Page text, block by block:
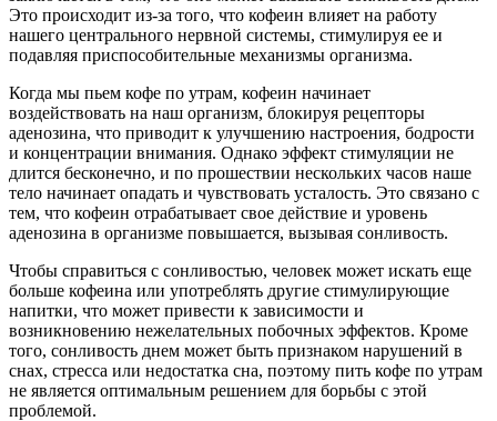
Это происходит из-за того, что кофеин влияет на работу
нашего центрального нервной системы, стимулируя ее и
подавляя приспособительные механизмы организма.
Когда мы пьем кофе по утрам, кофеин начинает
воздействовать на наш организм, блокируя рецепторы
аденозина, что приводит к улучшению настроения, бодрости
и концентрации внимания. Однако эффект стимуляции не
длится бесконечно, и по прошествии нескольких часов наше
тело начинает опадать и чувствовать усталость. Это связано с
тем, что кофеин отрабатывает свое действие и уровень
аденозина в организме повышается, вызывая сонливость.
Чтобы справиться с сонливостью, человек может искать еще
больше кофеина или употреблять другие стимулирующие
напитки, что может привести к зависимости и
возникновению нежелательных побочных эффектов. Кроме
того, сонливость днем может быть признаком нарушений в
снах, стресса или недостатка сна, поэтому пить кофе по утрам
не является оптимальным решением для борьбы с этой
проблемой.